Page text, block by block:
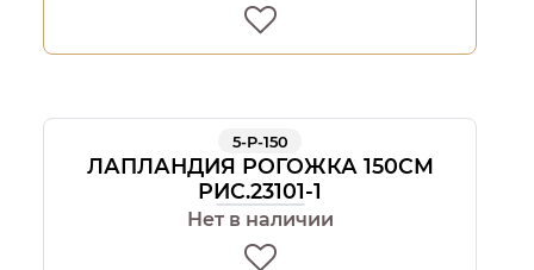
5-Р-150
ЛАПЛАНДИЯ РОГОЖКА 150СМ
РИС.23101-1
Нет в наличии